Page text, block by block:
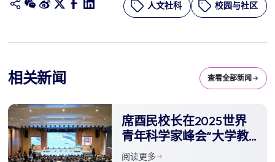
人文社科 校园与社区
相关新闻 查看全部新闻
席酉民校长在2025世界
青年科学家峰会“大学教
育与未来人才培养论坛”
阅读更多